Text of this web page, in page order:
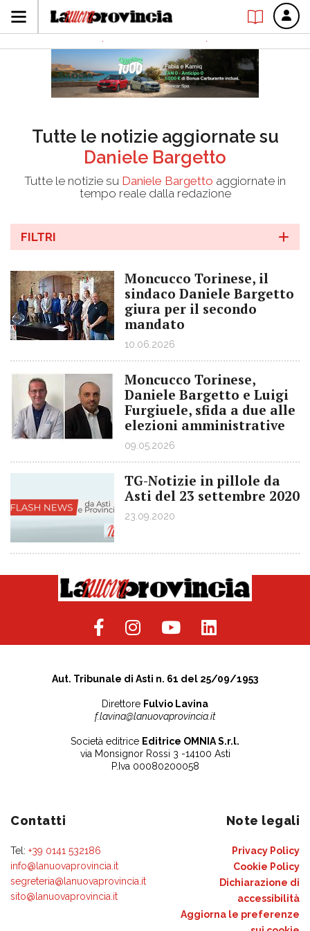
Tutte le notizie aggiornate su
Daniele Bargetto
Tutte le notizie su Daniele Bargetto aggiornate in
tempo reale dalla redazione
FILTRI
Moncucco Torinese, il
sindaco Daniele Bargetto
giura per il secondo
mandato
10.06.2026
Moncucco Torinese,
Daniele Bargetto e Luigi
Furgiuele, sfida a due alle
elezioni amministrative
09.05.2026
TG-Notizie in pillole da
Asti del 23 settembre 2020
23.09.2020
Aut. Tribunale di Asti n. 61 del 25/09/1953
Direttore Fulvio Lavina
f.lavina@lanuovaprovincia.it
Società editrice Editrice OMNIA S.r.l.
via Monsignor Rossi 3 -14100 Asti
P.Iva 00080200058
Contatti
Tel: +39 0141 532186
info@lanuovaprovincia.it
segreteria@lanuovaprovincia.it
sito@lanuovaprovincia.it
Note legali
Privacy Policy
Cookie Policy
Dichiarazione di
accessibilità
Aggiorna le preferenze